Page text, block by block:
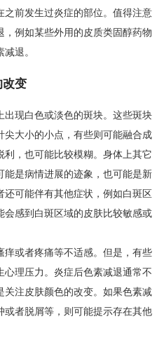
前发生过炎症的部位。值得注意
例如某些外用的皮质类固醇药物
退。
改变
现白色或淡色的斑块。这些斑块
尖大小的小点，有些则可能融合成
，也可能比较模糊。身体上其它
是病情进展的迹象，也可能是新
可能伴有其他症状，例如白斑区
感到白斑区域的皮肤比较敏感或
或者疼痛等不适感。但是，有些
理压力。炎症后色素减退通常不
注皮肤颜色的改变。如果色素减
者脱屑等，则可能提示存在其他